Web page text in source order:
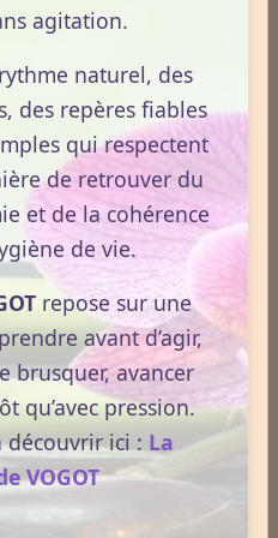
agitation.
naturel, des
des repères fiables
qui respectent
de retrouver du
et de la cohérence
de vie.
repose sur une
avant d’agir,
brusquer, avancer
qu’avec pression.
découvrir ici : La
VOGOT